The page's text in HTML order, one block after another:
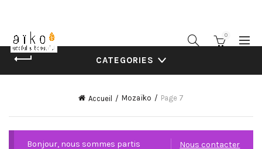
0
CATEGORIES
Accueil Mozaïko Page 7
Nous contacter
Bonjour, nous sommes partis